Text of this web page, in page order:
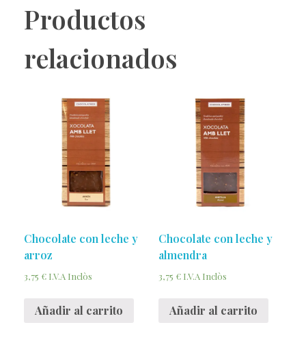
Productos
relacionados
Chocolate con leche y
arroz
3,75 € I.V.A Inclòs
Añadir al carrito
Chocolate con leche y
almendra
3,75 € I.V.A Inclòs
Añadir al carrito